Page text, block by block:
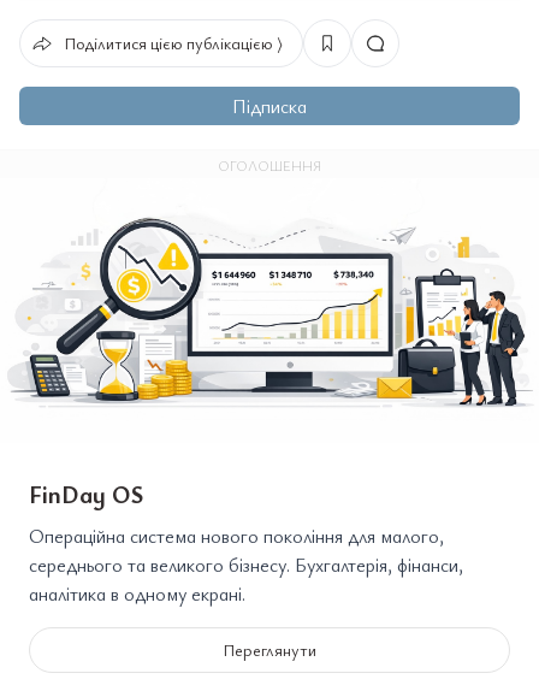
Поділитися цією публікацією ⟩
Підписка
ОГОЛОШЕННЯ
FinDay OS
Операційна система нового покоління для малого,
середнього та великого бізнесу. Бухгалтерія, фінанси,
аналітика в одному екрані.
Переглянути